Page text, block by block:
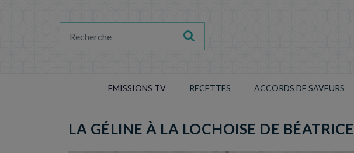
EMISSIONS TV RECETTES ACCORDS DE SAVEURS
LA GÉLINE À LA LOCHOISE DE BÉATRICE